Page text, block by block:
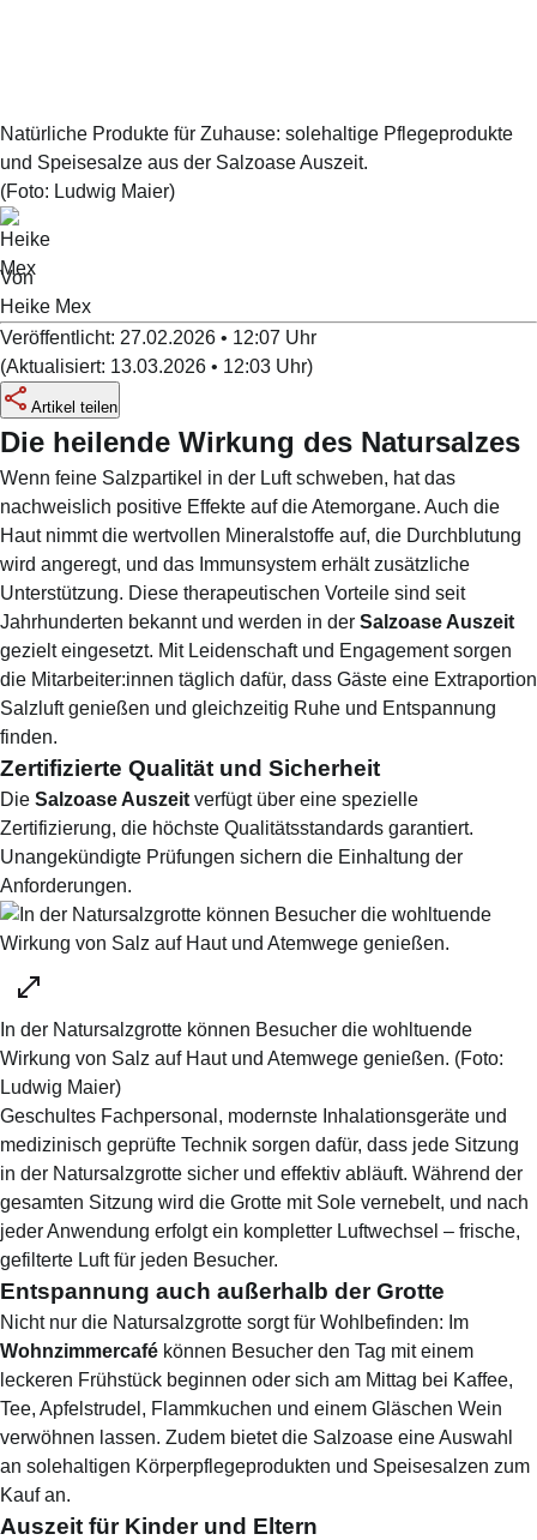
Natürliche Produkte für Zuhause: solehaltige Pflegeprodukte
und Speisesalze aus der Salzoase Auszeit.
(Foto: Ludwig Maier)
Von
Heike Mex
Veröffentlicht: 27.02.2026 • 12:07 Uhr
(Aktualisiert: 13.03.2026 • 12:03 Uhr)
Artikel teilen
Die heilende Wirkung des Natursalzes
Wenn feine Salzpartikel in der Luft schweben, hat das
nachweislich positive Effekte auf die Atemorgane. Auch die
Haut nimmt die wertvollen Mineralstoffe auf, die Durchblutung
wird angeregt, und das Immunsystem erhält zusätzliche
Unterstützung. Diese therapeutischen Vorteile sind seit
Jahrhunderten bekannt und werden in der Salzoase Auszeit
gezielt eingesetzt. Mit Leidenschaft und Engagement sorgen
die Mitarbeiter:innen täglich dafür, dass Gäste eine Extraportion
Salzluft genießen und gleichzeitig Ruhe und Entspannung
finden.
Zertifizierte Qualität und Sicherheit
Die Salzoase Auszeit verfügt über eine spezielle
Zertifizierung, die höchste Qualitätsstandards garantiert.
Unangekündigte Prüfungen sichern die Einhaltung der
Anforderungen.
In der Natursalzgrotte können Besucher die wohltuende
Wirkung von Salz auf Haut und Atemwege genießen. (Foto:
Ludwig Maier)
Geschultes Fachpersonal, modernste Inhalationsgeräte und
medizinisch geprüfte Technik sorgen dafür, dass jede Sitzung
in der Natursalzgrotte sicher und effektiv abläuft. Während der
gesamten Sitzung wird die Grotte mit Sole vernebelt, und nach
jeder Anwendung erfolgt ein kompletter Luftwechsel – frische,
gefilterte Luft für jeden Besucher.
Entspannung auch außerhalb der Grotte
Nicht nur die Natursalzgrotte sorgt für Wohlbefinden: Im
Wohnzimmercafé können Besucher den Tag mit einem
leckeren Frühstück beginnen oder sich am Mittag bei Kaffee,
Tee, Apfelstrudel, Flammkuchen und einem Gläschen Wein
verwöhnen lassen. Zudem bietet die Salzoase eine Auswahl
an solehaltigen Körperpflegeprodukten und Speisesalzen zum
Kauf an.
Auszeit für Kinder und Eltern